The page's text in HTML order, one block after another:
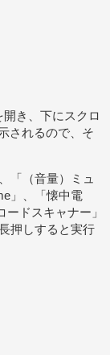
き、下にスクロ
されるので、そ
「（音量）ミュ
」、「懐中電
ドスキャナー」
押しすると実行